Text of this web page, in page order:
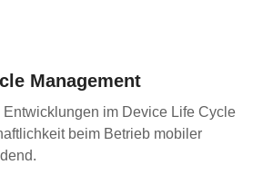
Management
im Device Life Cycle
beim Betrieb mobiler